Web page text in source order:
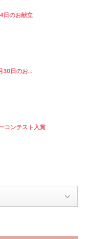
日のお献立
30日のお...
コンテスト入賞